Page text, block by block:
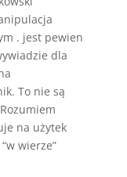
. jest pewien
dla
To nie są
na użytek
wierze”